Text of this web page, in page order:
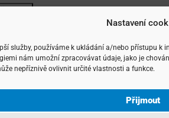
Nastavení
služby, používáme k ukládání a/nebo přístupu k
nám umožní zpracovávat údaje, jako je
nepříznivě ovlivnit určité vlastnosti a funkce.
Přijmout